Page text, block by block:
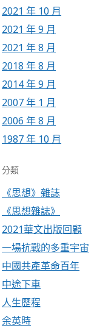
2021 年 10 月
2021 年 9 月
2021 年 8 月
2018 年 8 月
2014 年 9 月
2007 年 1 月
2006 年 8 月
1987 年 10 月
分類
《思想》雜誌
《思想雜誌》
2021華文出版回顧
一場抗戰的多重宇宙
中國共產革命百年
中途下車
人生歷程
余英時